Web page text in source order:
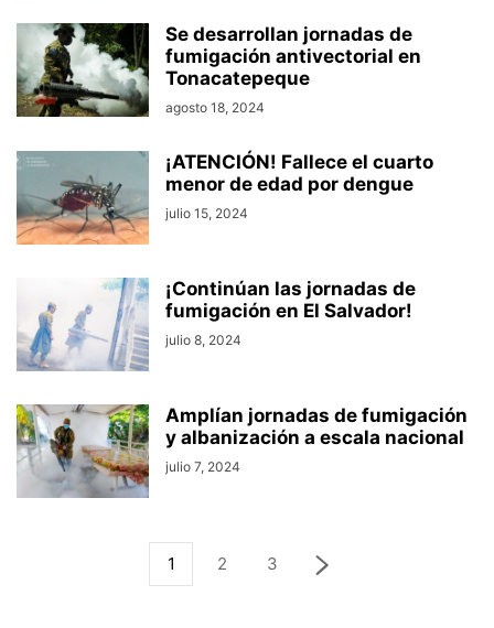
Se desarrollan jornadas de
fumigación antivectorial en
Tonacatepeque
agosto 18, 2024
¡ATENCIÓN! Fallece el cuarto
menor de edad por dengue
julio 15, 2024
¡Continúan las jornadas de
fumigación en El Salvador!
julio 8, 2024
Amplían jornadas de fumigación
y albanización a escala nacional
julio 7, 2024
1 2 3